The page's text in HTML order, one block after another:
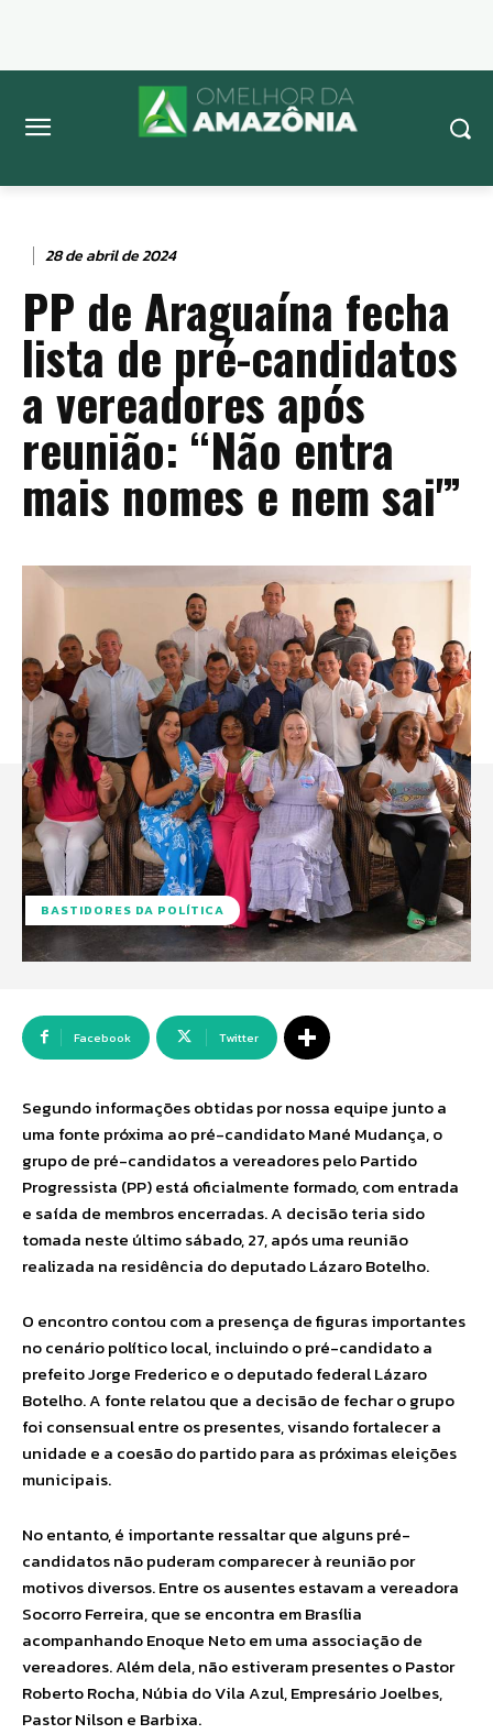
28 de abril de 2024
PP de Araguaína fecha
lista de pré-candidatos
a vereadores após
reunião: “Não entra
mais nomes e nem sai'”
BASTIDORES DA POLÍTICA
Facebook Twitter
Segundo informações obtidas por nossa equipe junto a
uma fonte próxima ao pré-candidato Mané Mudança, o
grupo de pré-candidatos a vereadores pelo Partido
Progressista (PP) está oficialmente formado, com entrada
e saída de membros encerradas. A decisão teria sido
tomada neste último sábado, 27, após uma reunião
realizada na residência do deputado Lázaro Botelho.
O encontro contou com a presença de figuras importantes
no cenário político local, incluindo o pré-candidato a
prefeito Jorge Frederico e o deputado federal Lázaro
Botelho. A fonte relatou que a decisão de fechar o grupo
foi consensual entre os presentes, visando fortalecer a
unidade e a coesão do partido para as próximas eleições
municipais.
No entanto, é importante ressaltar que alguns pré-
candidatos não puderam comparecer à reunião por
motivos diversos. Entre os ausentes estavam a vereadora
Socorro Ferreira, que se encontra em Brasília
acompanhando Enoque Neto em uma associação de
vereadores. Além dela, não estiveram presentes o Pastor
Roberto Rocha, Núbia do Vila Azul, Empresário Joelbes,
Pastor Nilson e Barbixa.